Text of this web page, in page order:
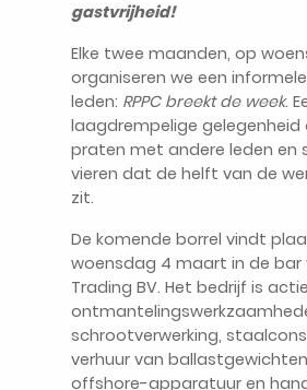
gastvrijheid!
Elke twee maanden, op
organiseren we een
leden: RPPC breekt de week.
laagdrempelige gelegenheid
praten met andere leden en
vieren dat de helft van de
zit.
De komende borrel vindt
woensdag 4 maart in de bar
Trading BV. Het bedrijf is
schrootverwerking,
verhuur van
offshore-apparatuur en